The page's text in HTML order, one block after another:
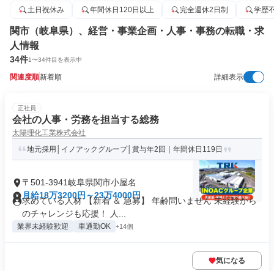
土日祝休み
年間休日120日以上 完全週休2日制 学歴
関市（岐阜県）、経営・事業企画・人事・事務の転職・求
人情報
34件1〜34件目を表示中
関連度順新着順 詳細表示
正社員
会社の人事・労務を担当する総務
太陽理化工業株式会社
地元採用│イノアックグループ│賞与年2回｜年間休日119日
〒501-3941岐阜県関市小屋名
月給18万3200円～23万4000円
求めている人材 【新着 ＆ 急募】 年齢問いません 未経験から
のチャレンジも応援！ 人...
業界未経験歓迎 車通勤OK +14個
気になる